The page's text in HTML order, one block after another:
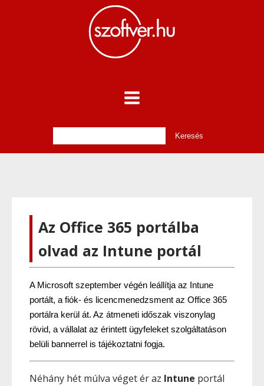
Az Office 365 portálba
olvad az Intune portál
A Microsoft szeptember végén leállítja az Intune
portált, a fiók- és licencmenedzsment az Office 365
portálra kerül át. Az átmeneti időszak viszonylag
rövid, a vállalat az érintett ügyfeleket szolgáltatáson
belüli bannerrel is tájékoztatni fogja.
Néhány hét múlva véget ér az Intune portál